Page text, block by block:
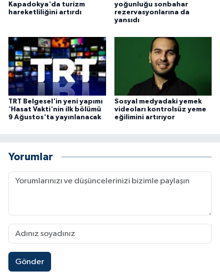
Kapadokya'da turizm
hareketliliğini artırdı
yoğunluğu sonbahar
rezervasyonlarına da
yansıdı
TRT Belgesel'in yeni yapımı
'Hasat Vakti'nin ilk bölümü
9 Ağustos'ta yayınlanacak
Sosyal medyadaki yemek
videoları kontrolsüz yeme
eğilimini artırıyor
Yorumlar
Gönder